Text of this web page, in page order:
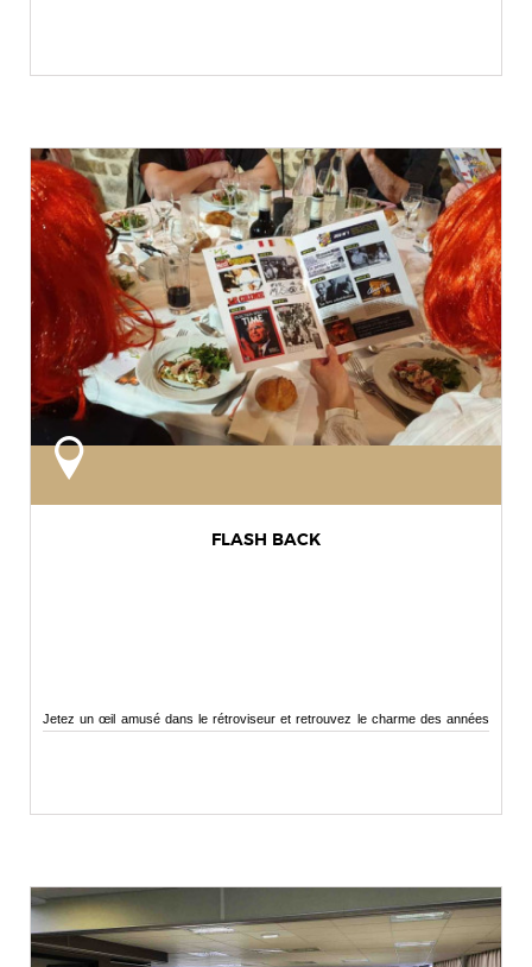
FLASH BACK
Jetez un œil amusé dans le rétroviseur et retrouvez le charme des années